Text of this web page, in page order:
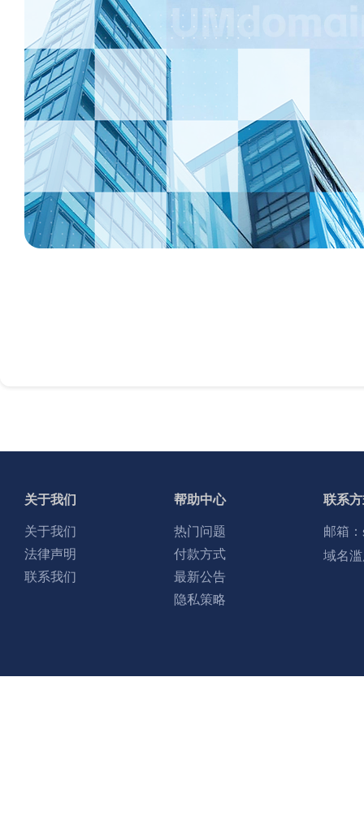
关于我们
关于我们
法律声明
联系我们
帮助中心
热门问题
付款方式
最新公告
隐私策略
联系
邮箱：
域名